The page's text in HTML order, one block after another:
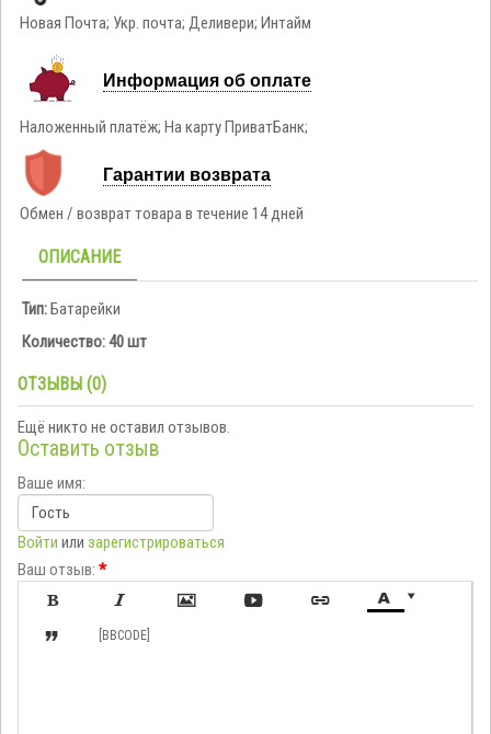
Новая Почта; Укр. почта; Деливери; Интайм
Информация об оплате
Наложенный платёж; На карту ПриватБанк;
Гарантии возврата
Обмен / возврат товара в течение 14 дней
ОПИСАНИЕ
Тип:Батарейки
Количество: 40 шт
ОТЗЫВЫ (0)
Ещё никто не оставил отзывов.
Оставить отзыв
Ваше имя:
Войти или зарегистрироваться
Ваш отзыв: *

     
 [BBCODE]